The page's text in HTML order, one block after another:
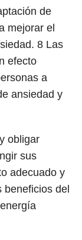
de
mejorar el
8 Las
efecto
a
ansiedad y
obligar
sus
adecuado y
del